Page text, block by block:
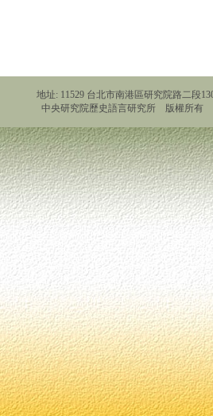
地址: 11529 台北市南港區研究院路二段
中央研究院歷史語言研究所 版權所有